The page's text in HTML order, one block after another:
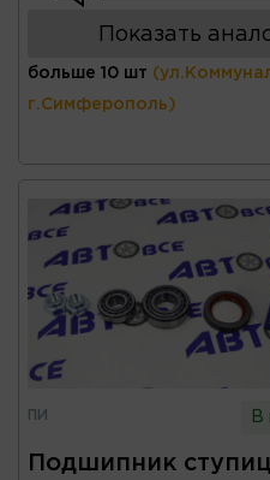
Показать
больше 10 шт
г.Симферополь)
ПИ В
Подшипник